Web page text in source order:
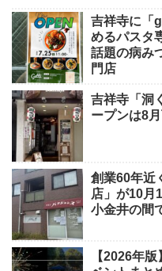
吉祥寺に「
めるパスタ
話題の病み
門店
吉祥寺「洞
ープンは8
創業60年近
店」が10月
小金井の間
【2026年